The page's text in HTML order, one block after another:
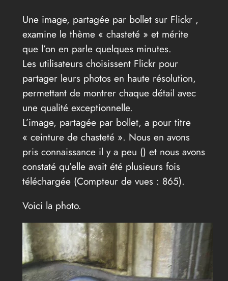
Une image, partagée par bollet sur Flickr ,
examine le thème « chasteté » et mérite
que l’on en parle quelques minutes.
Les utilisateurs choisissent Flickr pour
partager leurs photos en haute résolution,
permettant de montrer chaque détail avec
une qualité exceptionnelle.
L’image, partagée par bollet, a pour titre
« ceinture de chasteté ». Nous en avons
pris connaissance il y a peu () et nous avons
constaté qu’elle avait été plusieurs fois
téléchargée (Compteur de vues : 865).
Voici la photo.